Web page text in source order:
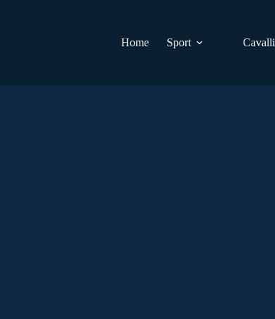
Home
Sport Cavalli